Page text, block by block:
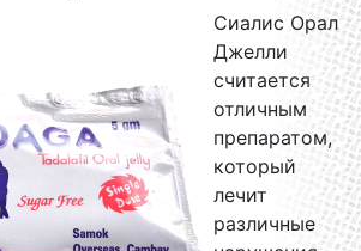
Сиалис Орал
Джелли
считается
отличным
препаратом,
который
лечит
различные